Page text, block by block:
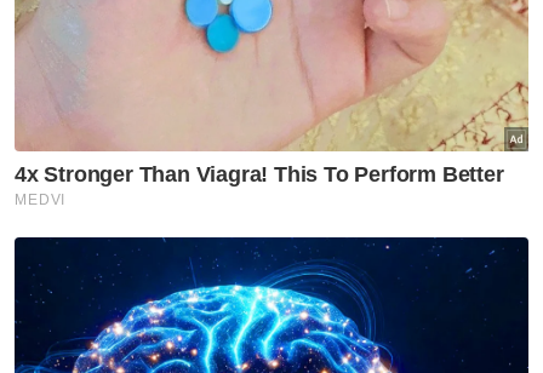
Semasa
Pokok tumbang hempap kereta
dinaiki suami isteri, cucu
Semasa
Taktik guna Vellfire angkut
positif dadah ditahan